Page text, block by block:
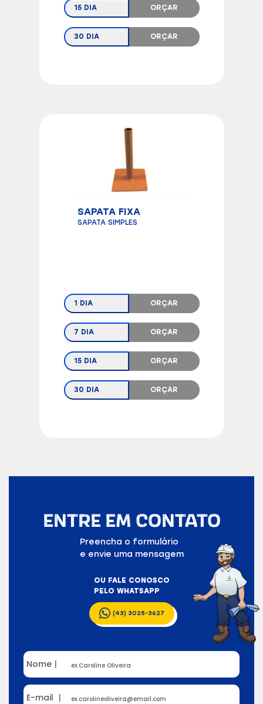
15 DIA ORÇAR
30 DIA ORÇAR
SAPATA FIXA
SAPATA SIMPLES
1 DIA ORÇAR
7 DIA ORÇAR
15 DIA ORÇAR
30 DIA ORÇAR
ENTRE EM CONTATO
Preencha o formulário
e envie uma mensagem
OU FALE CONOSCO
PELO WHATSAPP
(43) 3025-3627
Nome |
E-mail |